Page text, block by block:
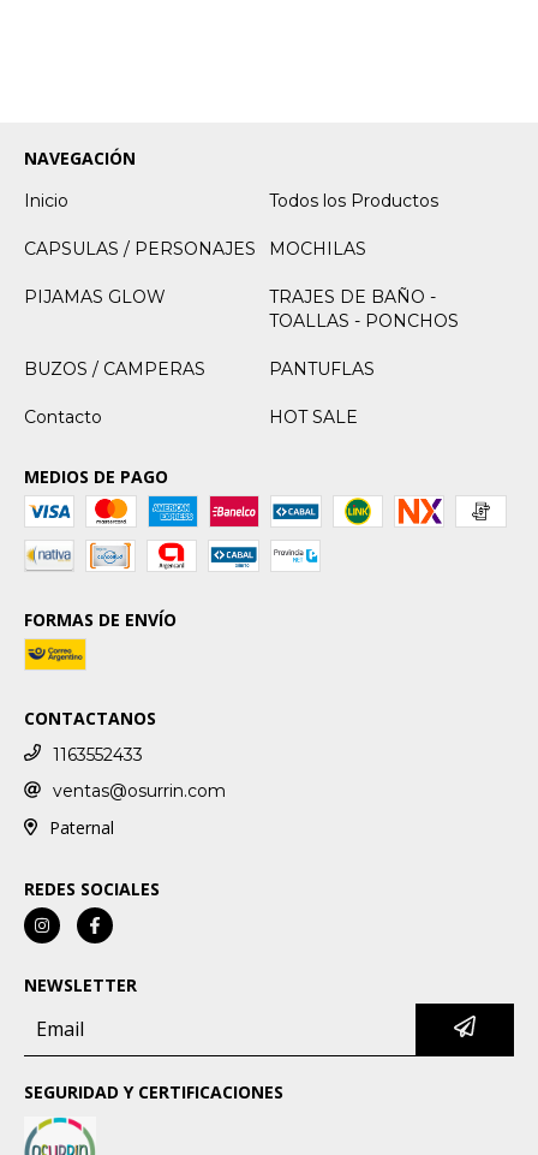
NAVEGACIÓN
Inicio Todos los Productos
CAPSULAS / PERSONAJES MOCHILAS
PIJAMAS GLOW
TRAJES DE BAÑO -
TOALLAS - PONCHOS
BUZOS / CAMPERAS PANTUFLAS
Contacto HOT SALE
MEDIOS DE PAGO
FORMAS DE ENVÍO
CONTACTANOS
1163552433
ventas@osurrin.com
Paternal
REDES SOCIALES
NEWSLETTER
SEGURIDAD Y CERTIFICACIONES